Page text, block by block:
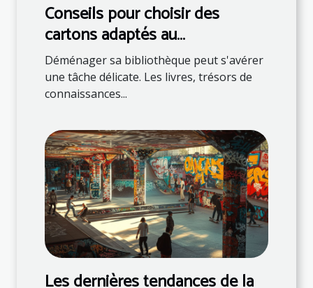
Conseils pour choisir des
cartons adaptés au
déménagement de livres
Déménager sa bibliothèque peut s'avérer
une tâche délicate. Les livres, trésors de
connaissances...
Les dernières tendances de la